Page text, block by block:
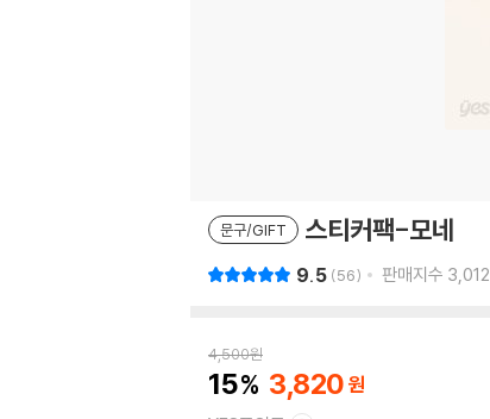
문구/GIFT 스티커팩-모네
9.5 56 판매지수 3,012
4,500원
15 3,820